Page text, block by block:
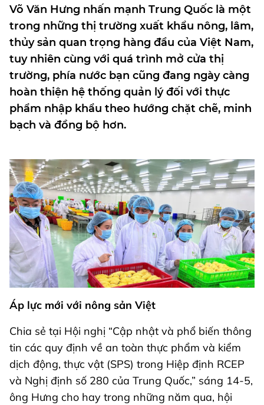
Võ Văn Hưng nhấn mạnh Trung Quốc là một
trong những thị trường xuất khẩu nông, lâm,
thủy sản quan trọng hàng đầu của Việt Nam,
tuy nhiên cùng với quá trình mở cửa thị
trường, phía nước bạn cũng đang ngày càng
hoàn thiện hệ thống quản lý đối với thực
phẩm nhập khẩu theo hướng chặt chẽ, minh
bạch và đồng bộ hơn.
Áp lực mới với nông sản Việt
Chia sẻ tại Hội nghị “Cập nhật và phổ biến thông
tin các quy định về an toàn thực phẩm và kiểm
dịch động, thực vật (SPS) trong Hiệp định RCEP
và Nghị định số 280 của Trung Quốc,” sáng 14-5,
ông Hưng cho hay trong những năm qua, hội